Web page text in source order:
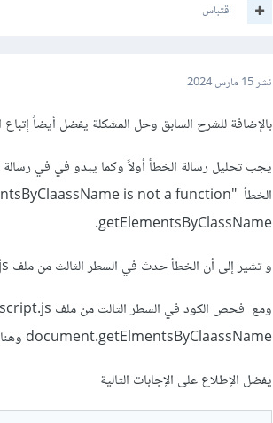
اقتباس
نشر15 مارس 2024
بالإضافة للشرح السابق وحل المشكلة يفضل أيضاً
getElementsByClassName.
و تشير إلى أن الخطأ حدث في السطر الثالث من ملف script.js.
document.getElmentsByClaassName وهناك خطأ إملائي في كلمة "getElmentsByClaassName".
يفضل الإطلاع على الإجابات التالية